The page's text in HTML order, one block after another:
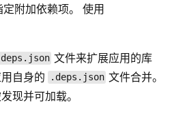
附加依赖项。 使用
文件来扩展应用的库
自身的
.deps.json 文件合并。
现并可加载。